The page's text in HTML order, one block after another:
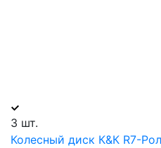
3 шт.
Колесный диск К&К R7-